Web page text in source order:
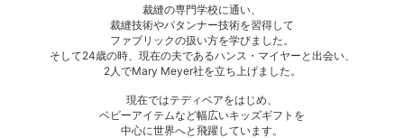
裁縫の専門学校に通い、
裁縫技術やパタンナー技術を習得して
ファブリックの扱い方を学びました。
そして24歳の時、現在の夫であるハンス・マイヤーと出会い、
2人でMary Meyer社を立ち上げました。
現在ではテディベアをはじめ、
ベビーアイテムなど幅広いキッズギフトを
中心に世界へと飛躍しています。